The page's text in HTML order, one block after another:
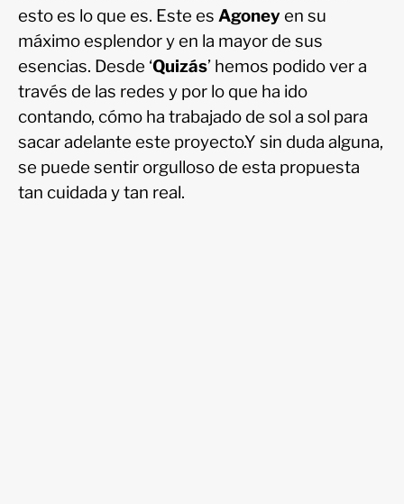
esto es lo que es. Este es Agoney en su
máximo esplendor y en la mayor de sus
esencias. Desde ‘Quizás’ hemos podido ver a
través de las redes y por lo que ha ido
contando, cómo ha trabajado de sol a sol para
sacar adelante este proyecto.Y sin duda alguna,
se puede sentir orgulloso de esta propuesta
tan cuidada y tan real.